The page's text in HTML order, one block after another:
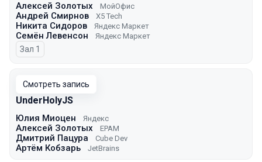
Алексей Золотых МойОфис
Андрей Смирнов X5 Tech
Никита Сидоров Яндекс Маркет
Семён Левенсон Яндекс Маркет
Зал 1
Смотреть запись
UnderHolyJS
Юлия Миоцен Яндекс
Алексей Золотых EPAM
Дмитрий Пацура Cube Dev
Артём Кобзарь JetBrains